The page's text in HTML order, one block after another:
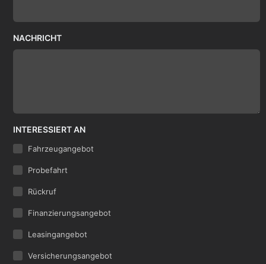
NACHRICHT
INTERESSIERT AN
Fahrzeugangebot
Probefahrt
Rückruf
Finanzierungsangebot
Leasingangebot
Versicherungsangebot